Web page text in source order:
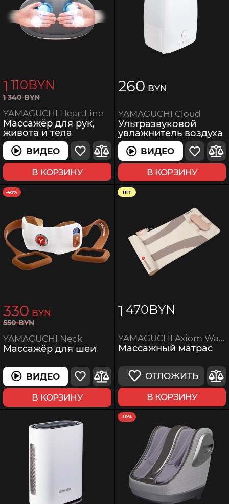
1 110BYN
1 340BYN
YAMAGUCHI HeartLine
Массажёр для рук,
живота и тела
ВИДЕО
В КОРЗИНУ
260 BYN
YAMAGUCHI Cloud
Ультразвуковой
увлажнитель воздуха
ВИДЕО
В КОРЗИНУ
-40%
330 BYN
550BYN
YAMAGUCHI Neck
Массажёр для шеи
ВИДЕО
В КОРЗИНУ
HIT
1 470BYN
YAMAGUCHI Axiom Wave PRO
Массажный матрас
ОТЛОЖИТЬ
В КОРЗИНУ
-10%